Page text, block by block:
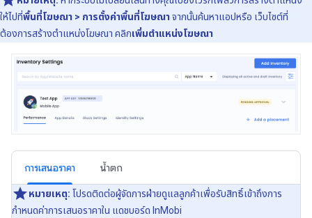
ให้ไปที่พื้นที่โฆษณา > การตั้งค่าพื้นที่โฆษณา จากนั้นค้นหาแอปหรือ เว็บไซต์ที่
ต้องการสร้างตำแหน่งโฆษณา คลิกเพิ่มตําแหน่งโฆษณา
การเสนอราคา น้ำตก
หมายเหตุ: โปรดติดต่อผู้จัดการฝ่ายดูแลลูกค้าเพื่อรับสิทธิ์เข้าถึงการ
กำหนดค่าการเสนอราคาใน แดชบอร์ด InMobi